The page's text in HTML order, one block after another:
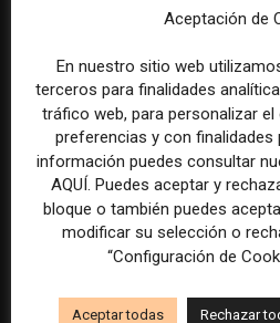
Doce lecciones de Oxford
para las redacciones: menos
retórica sobre innovación y
más método periodístico
El
Aceptación de
En nuestro sitio web
terceros para finalidades
tráfico web, para personalizar
preferencias y con finalidades
información puedes consultar
AQUÍ. Puedes aceptar y
bloque o también puedes
modificar su selección o
“Configuración de
Aceptar todas Rechazar